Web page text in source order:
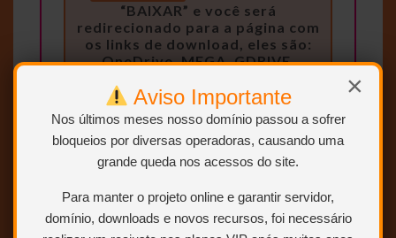
×
Aviso Importante
Nos últimos meses nosso domínio passou a sofrer
bloqueios por diversas operadoras, causando uma
grande queda nos acessos do site.
Para manter o projeto online e garantir servidor,
domínio, downloads e novos recursos, foi necessário
“BAIXAR” e você será
redirecionado para a página com
os links de download, eles são:
OneDrive, MEGA, GDRIVE,